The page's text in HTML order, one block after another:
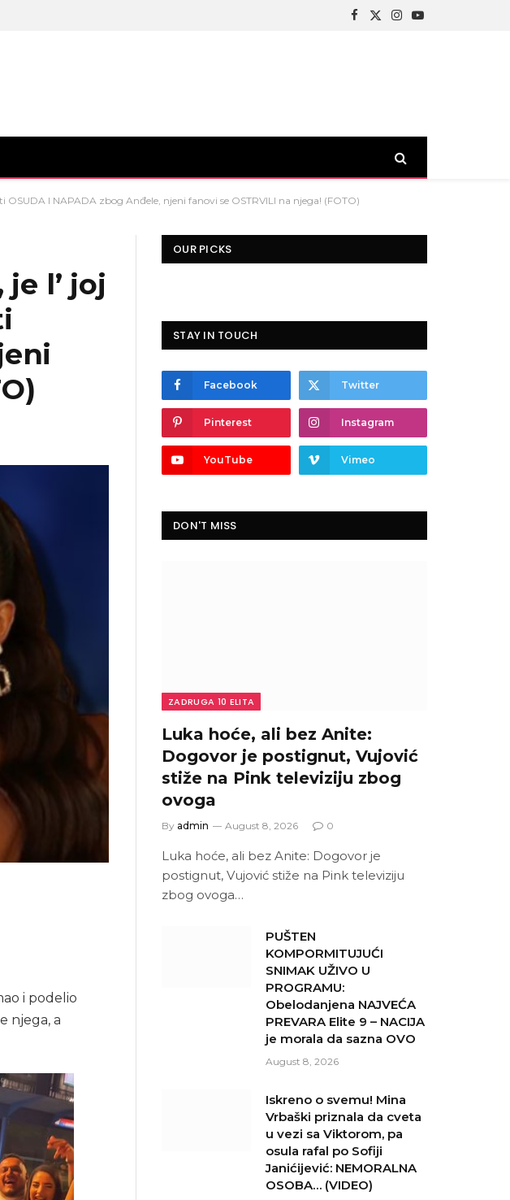
Facebook
X
Instagram
YouTube
I NAPADA zbog Anđele, njeni fanovi se OSTRVILI na njega! (FOTO)
l’ joj
i podelio
njega, a
OUR PICKS
STAY IN TOUCH
Facebook Twitter
Pinterest Instagram
YouTube Vimeo
DON'T MISS
ZADRUGA 10 ELITA
Luka hoće, ali bez Anite:
Dogovor je postignut, Vujović
stiže na Pink televiziju zbog
ovoga
By admin August 8, 2026 0
Luka hoće, ali bez Anite: Dogovor je
postignut, Vujović stiže na Pink televiziju
zbog ovoga…
PUŠTEN
KOMPORMITUJUĆI
SNIMAK UŽIVO U
PROGRAMU:
Obelodanjena NAJVEĆA
PREVARA Elite 9 – NACIJA
je morala da sazna OVO
August 8, 2026
Iskreno o svemu! Mina
Vrbaški priznala da cveta
u vezi sa Viktorom, pa
osula rafal po Sofiji
Janićijević: NEMORALNA
OSOBA… (VIDEO)